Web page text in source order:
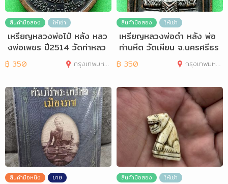
สินค้ามือสอง ให้เช่า
เหรียญหลวงพ่อไป๋ หลัง หลว
งพ่อเพชร ปี2514 วัดท่าหลว
ง จ.พิจิตร
฿ 350 กรุงเทพมหานคร
สินค้ามือสอง ให้เช่า
เหรียญหลวงพ่อดำ หลัง พ่อ
ท่านหีต วัดเผียน จ.นครศรีธร
รมราช
฿ 350 กรุงเทพมหานคร
สินค้ามือหนึ่ง ขาย สินค้ามือสอง ให้เช่า